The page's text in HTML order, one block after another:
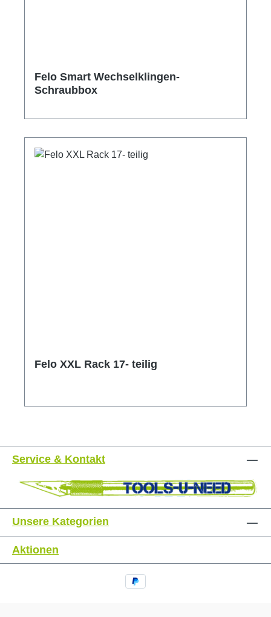
Felo Smart Wechselklingen-
Schraubbox
Felo XXL Rack 17- teilig
Service & Kontakt
Unsere Kategorien
Aktionen